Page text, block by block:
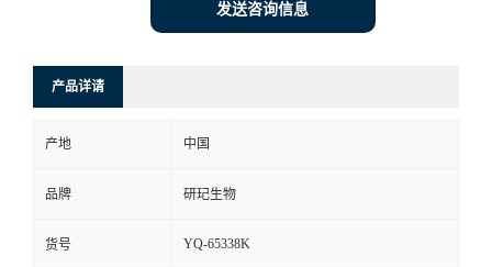
发送咨询信息
产品详请
产地 中国
品牌 研玘生物
货号 YQ-65338K